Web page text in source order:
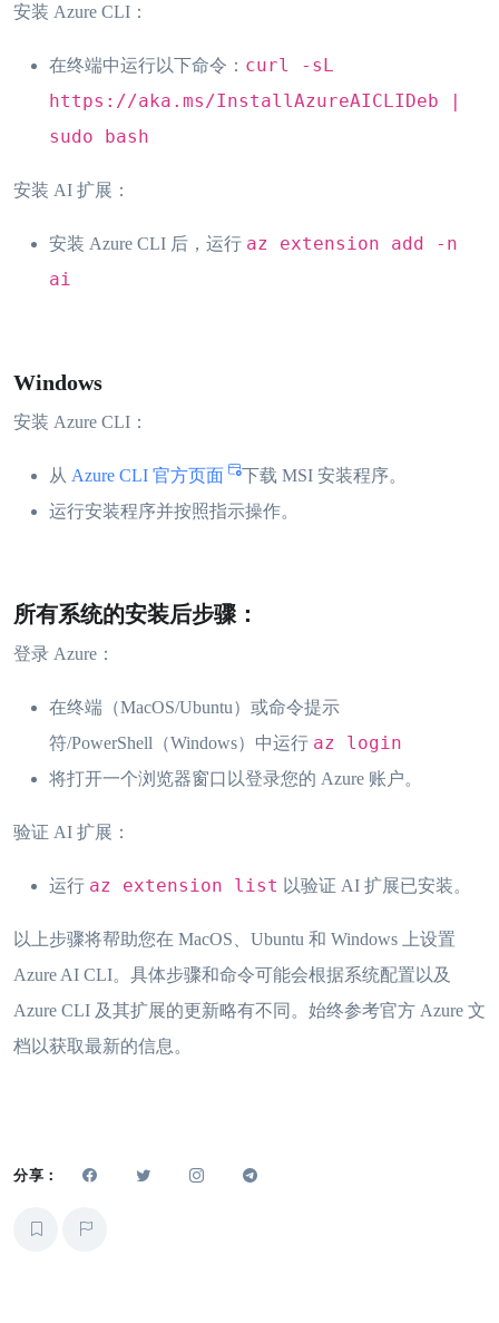
安装 Azure CLI：
在终端中运行以下命令： curl -sL
https://aka.ms/InstallAzureAICLIDeb |
sudo bash
安装 AI 扩展：
安装 Azure CLI 后，运行 az extension add -n
ai
Windows
安装 Azure CLI：
从 Azure CLI 官方页面
下载 MSI 安装程序。
运行安装程序并按照指示操作。
所有系统的安装后步骤：
登录 Azure：
在终端（MacOS/Ubuntu）或命令提示
符/PowerShell（Windows）中运行 az login
将打开一个浏览器窗口以登录您的 Azure 账户。
验证 AI 扩展：
运行 az extension list 以验证 AI 扩展已安装。
以上步骤将帮助您在 MacOS、Ubuntu 和 Windows 上设置
Azure AI CLI。具体步骤和命令可能会根据系统配置以及
Azure CLI 及其扩展的更新略有不同。始终参考官方 Azure 文
档以获取最新的信息。
分享：